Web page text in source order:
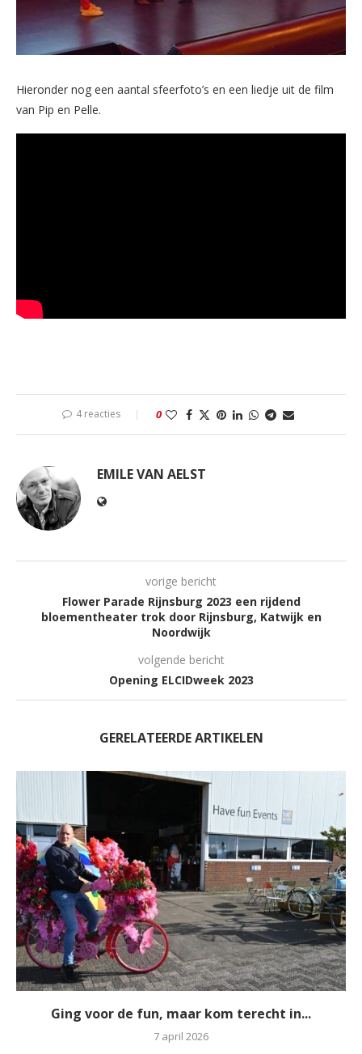
Hieronder nog een aantal sfeerfoto’s en een liedje uit de film
van Pip en Pelle.
4 reacties 0
EMILE VAN AELST
vorige bericht
Flower Parade Rijnsburg 2023 een rijdend
bloementheater trok door Rijnsburg, Katwijk en
Noordwijk
volgende bericht
Opening ELCIDweek 2023
GERELATEERDE ARTIKELEN
Ging voor de fun, maar kom terecht in...
7 april 2026